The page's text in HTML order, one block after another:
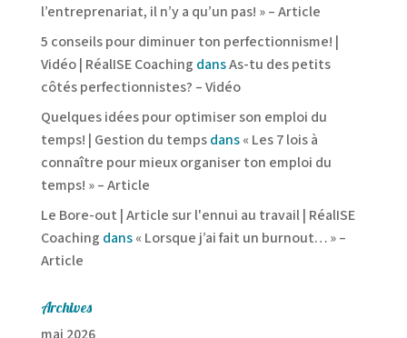
l’entreprenariat, il n’y a qu’un pas! » – Article
5 conseils pour diminuer ton perfectionnisme! |
Vidéo | RéalISE Coaching dansAs-tu des petits
côtés perfectionnistes? – Vidéo
Quelques idées pour optimiser son emploi du
temps! | Gestion du tempsdans« Les 7 lois à
connaître pour mieux organiser ton emploi du
temps! » – Article
Le Bore-out | Article sur l'ennui au travail | RéalISE
Coaching dans« Lorsque j’ai fait un burnout… » –
Article
Archives